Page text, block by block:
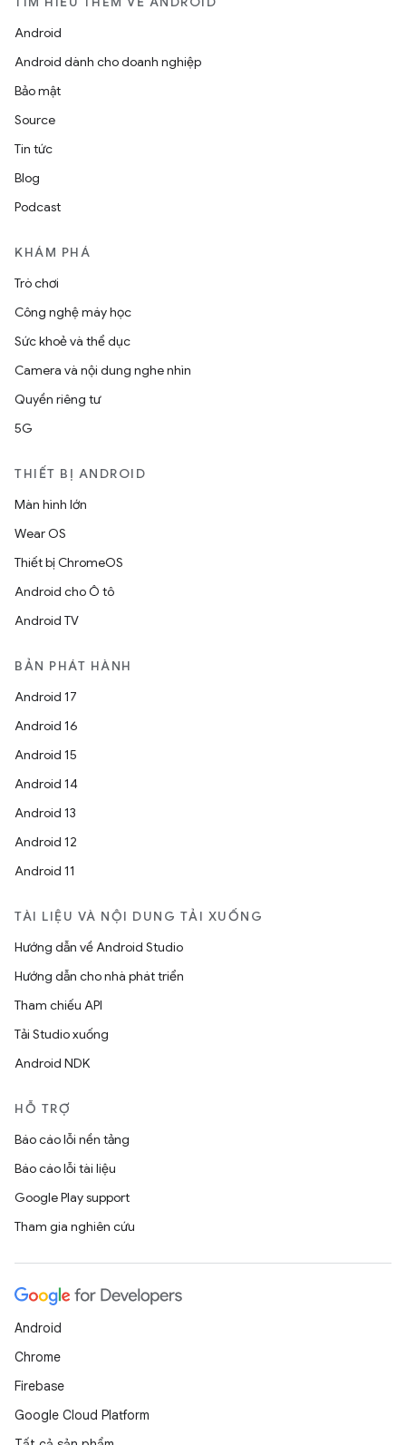
Android
Android dành cho doanh nghiệp
Bảo mật
Source
Tin tức
Blog
Podcast
KHÁM PHÁ
Trò chơi
Công nghệ máy học
Sức khoẻ và thể dục
Camera và nội dung nghe nhìn
Quyền riêng tư
5G
THIẾT BỊ ANDROID
Màn hình lớn
Wear OS
Thiết bị ChromeOS
Android cho Ô tô
Android TV
BẢN PHÁT HÀNH
Android 17
Android 16
Android 15
Android 14
Android 13
Android 12
Android 11
TÀI LIỆU VÀ NỘI DUNG TẢI XUỐNG
Hướng dẫn về Android Studio
Hướng dẫn cho nhà phát triển
Tham chiếu API
Tải Studio xuống
Android NDK
HỖ TRỢ
Báo cáo lỗi nền tảng
Báo cáo lỗi tài liệu
Google Play support
Tham gia nghiên cứu
Android
Chrome
Firebase
Google Cloud Platform